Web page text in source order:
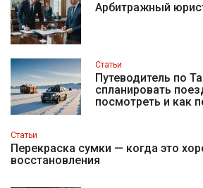
Арбитражный
Статьи
Путеводитель по
спланировать
посмотреть и как
Статьи
Перекраска сумки — когда это
восстановления